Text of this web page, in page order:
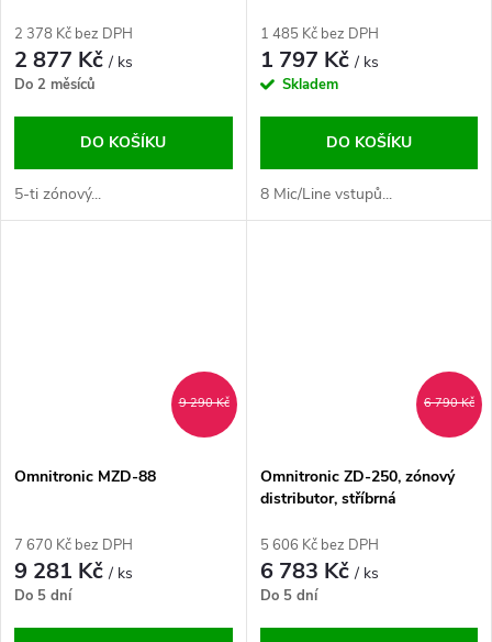
2 378 Kč bez DPH
2 877 Kč/ ks
Do 2 měsíců
DO KOŠÍKU
5-ti zónový...
1 485 Kč bez DPH
1 797 Kč/ ks
Skladem
DO KOŠÍKU
8 Mic/Line vstupů...
9 290 Kč
Omnitronic MZD-88
7 670 Kč bez DPH
9 281 Kč/ ks
Do 5 dní
6 790 Kč
Omnitronic ZD-250, zónový
distributor, stříbrná
5 606 Kč bez DPH
6 783 Kč/ ks
Do 5 dní